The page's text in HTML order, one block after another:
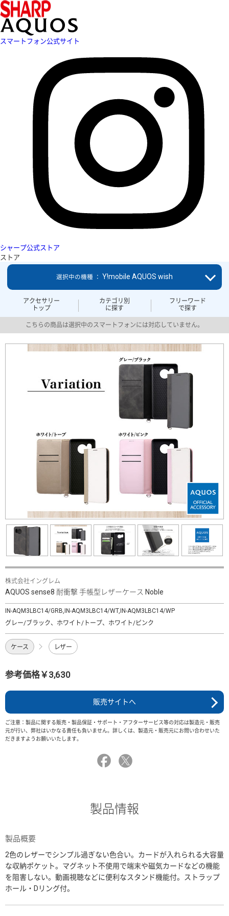
スマートフォン公式サイト
シャープ公式ストア
ストア
アクセサリー
トップ
カテゴリ別
に探す
フリーワード
で探す
選択中の機種 ： Y!mobile AQUOS wish
こちらの商品は選択中のスマートフォンには対応していません。
株式会社イングレム
AQUOS sense8 耐衝撃 手帳型レザーケース Noble
IN-AQM3LBC14/GRB,IN-AQM3LBC14/WT,IN-AQM3LBC14/WP
グレー/ブラック、ホワイト/トープ、ホワイト/ピンク
ケース レザー
参考価格￥3,630
販売サイトへ
ご注意：製品に関する販売・製品保証・サポート・アフターサービス等の対応は製造元・販売
元が行い、弊社はいかなる責任も負いません。詳しくは、製造元・販売元にお問い合わせいた
だきますようお願いいたします。
製品情報
製品概要
2色のレザーでシンプル過ぎない色合い。カードが入れられる大容量
な収納ポケット。マグネット不使用で端末や磁気カードなどの機能
を阻害しない。動画視聴などに便利なスタンド機能付。ストラップ
ホール・Dリング付。